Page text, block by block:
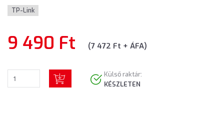
TP-Link
9 490 Ft (7 472 Ft + ÁFA)
Külső raktár:
KÉSZLETEN